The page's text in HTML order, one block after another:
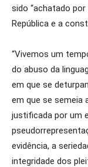
sido “achatado
República e a
“Vivemos um
do abuso da
em que se
em que se semeia
justificada por um
evidência, a
integridade dos